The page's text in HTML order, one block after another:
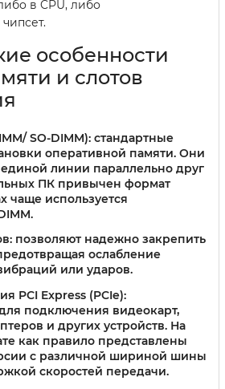
в CPU, либо
особенности
и слотов
SO-DIMM): стандартные
оперативной памяти. Они
единой линии параллельно друг
ПК привычен формат
чаще используется
позволяют надежно закрепить
ослабление
или ударов.
PCI Express (PCIe):
подключения видеокарт,
и других устройств. На
как правило представлены
с различной шириной шины
скоростей передачи.